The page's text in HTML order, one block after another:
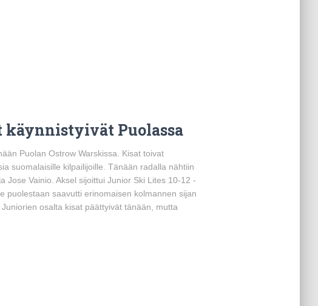
käynnistyivät Puolassa
Puolan Ostrow Warskissa. Kisat toivat
suomalaisille kilpailijoille. Tänään radalla nähtiin
Jose Vainio. Aksel sijoittui Junior Ski Lites 10-12 -
puolestaan saavutti erinomaisen kolmannen sijan
osalta kisat päättyivät tänään, mutta